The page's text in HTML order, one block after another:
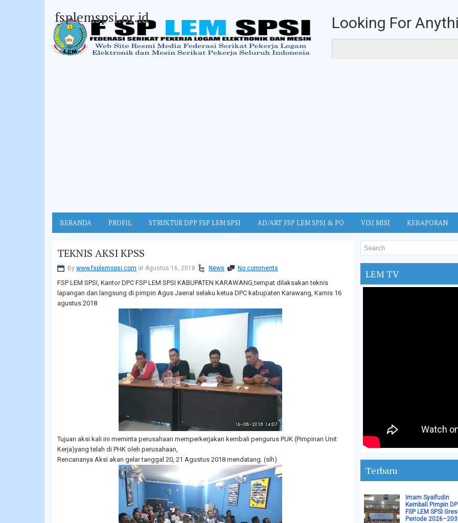
fsplemspsi.or.id Looking For
BERANDA PROFIL STRUKTUR DPP FSP LEM SPSI AD/ART FSP LEM SPSI & PO VISI MISI KEBAPORAN
TEKNIS AKSI KPSS
By www.fsplemspsi.com at Agustus 16, 2018 News No comments
FSP LEM SPSI, Kantor DPC FSP LEM SPSI KABUPATEN KARAWANG,tempat dilaksakan teknis
lapangan dan langsung di pimpin Agus Jaenal selaku ketua DPC kabupaten Karawang, Kamis 16
agustus 2018
Tujuan aksi kali ini meminta perusahaan memperkerjakan kembali pengurus PUK (Pimpinan Unit
Kerja)yang telah di PHK oleh perusahaan,
Rencananya Aksi akan gelar tanggal 20, 21 Agustus 2018 mendatang. (slh)
LEM TV
Terbaru
Imam Syaifudin
Kembali Pimpin
FSP LEM SPSI
Periode